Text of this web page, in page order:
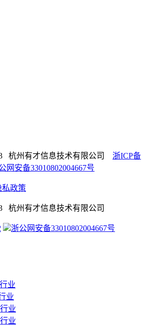
杭州有才信息技术有限公司 浙ICP备
网安备33010802004667号
私政策
杭州有才信息技术有限公司
浙公网安备33010802004667号
业
业
业
业